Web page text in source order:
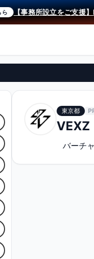
【事務所設立をご支援】
東京都
VEXZ
バーチ